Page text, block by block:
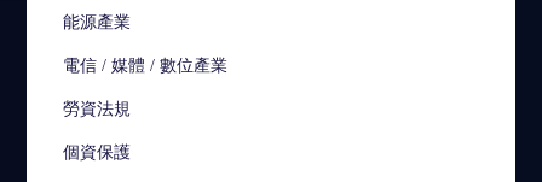
能源產業
電信 / 媒體 / 數位產業
勞資法規
個資保護